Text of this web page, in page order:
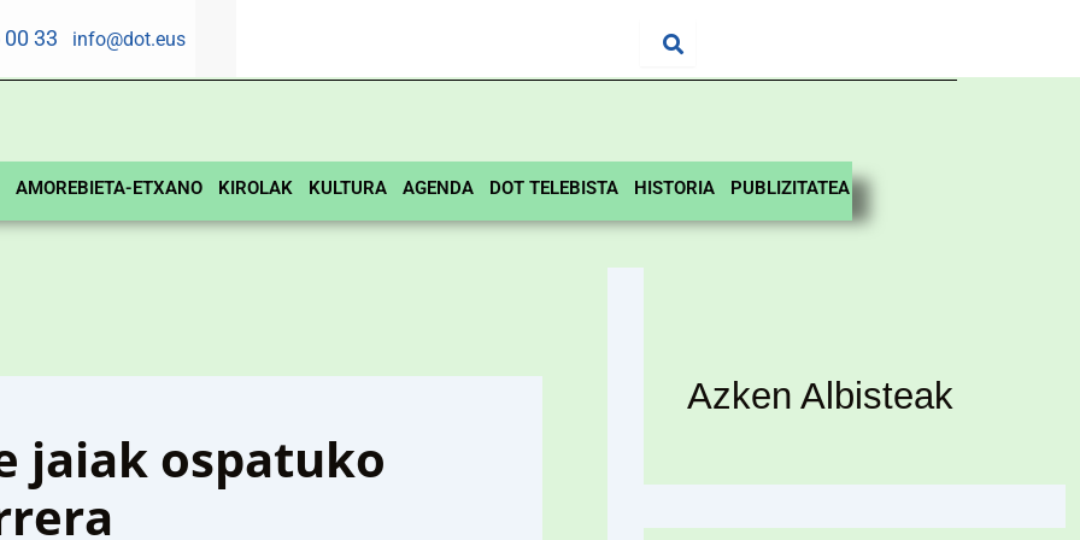
00 33 info@dot.eus
AMOREBIETA-ETXANO KIROLAK KULTURA AGENDA DOT TELEBISTA HISTORIA PUBLIZITATEA
jaiak ospatuko
Azken Albisteak